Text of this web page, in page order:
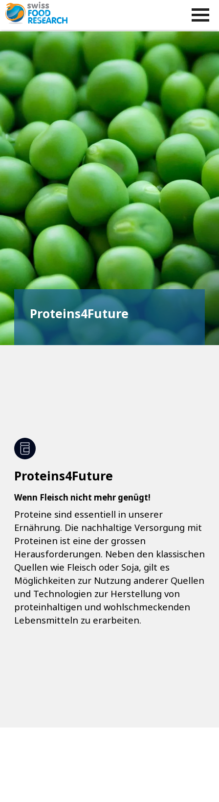
Proteins4Future
Proteins4Future
Wenn Fleisch nicht mehr genügt!
Proteine sind essentiell in unserer
Ernährung. Die nachhaltige Versorgung mit
Proteinen ist eine der grossen
Herausforderungen. Neben den klassischen
Quellen wie Fleisch oder Soja, gilt es
Möglichkeiten zur Nutzung anderer Quellen
und Technologien zur Herstellung von
proteinhaltigen und wohlschmeckenden
Lebensmitteln zu erarbeiten.